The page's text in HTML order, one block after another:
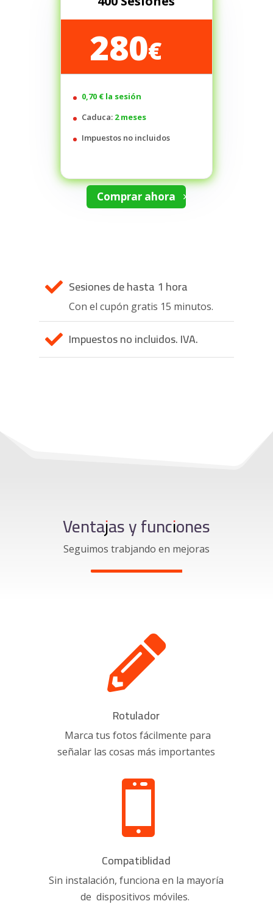
280€
0,70 € la sesión
Caduca: 2 meses
Impuestos no incluidos
Comprar ahora
 Sesiones de hasta 1 hora
Con el cupón gratis 15 minutos.
 Impuestos no incluidos. IVA.
Ventajas y funciones
Seguimos trabjando en mejoras

Rotulador
Marca tus fotos fácilmente para
señalar las cosas más importantes

Compatiblidad
Sin instalación, funciona en la mayoría
de dispositivos móviles.